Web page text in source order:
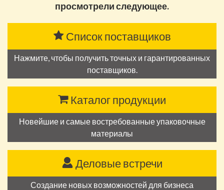
просмотрели следующее.
Список поставщиков
Нажмите, чтобы получить точных и гарантированных
поставщиков.
Каталог продукции
Новейшие и самые востребованные упаковочные
материалы
Деловые встречи
Создание новых возможностей для бизнеса